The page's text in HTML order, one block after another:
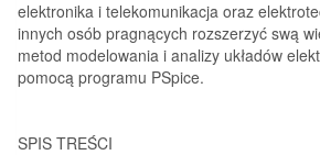
elektronika i telekomunikacja oraz
innych osób pragnących rozszerzyć swą
metod modelowania i analizy układów
pomocą programu PSpice.
SPIS TREŚCI